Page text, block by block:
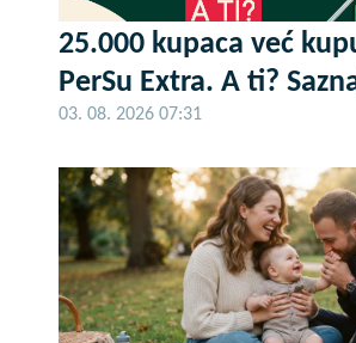
25.000 kupaca već
PerSu Extra. A ti?
03. 08. 2026 07:31